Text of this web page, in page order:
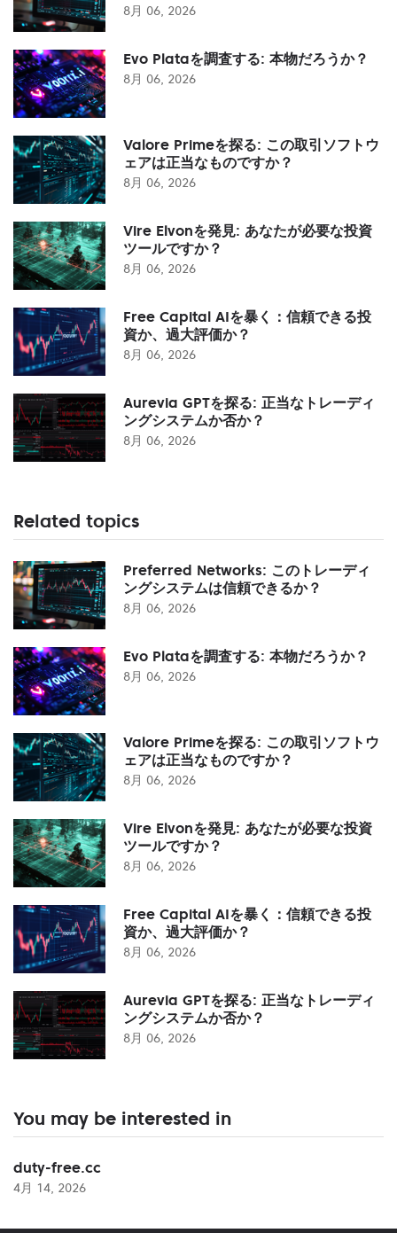
8月 06, 2026
Evo Plataを調査する: 本物だろうか？
8月 06, 2026
Valore Primeを探る: この取引ソフトウ
ェアは正当なものですか？
8月 06, 2026
Vire Elvonを発見: あなたが必要な投資
ツールですか？
8月 06, 2026
Free Capital AIを暴く：信頼できる投
資か、過大評価か？
8月 06, 2026
Aurevia GPTを探る: 正当なトレーディ
ングシステムか否か？
8月 06, 2026
Related topics
Preferred Networks: このトレーディ
ングシステムは信頼できるか？
8月 06, 2026
Evo Plataを調査する: 本物だろうか？
8月 06, 2026
Valore Primeを探る: この取引ソフトウ
ェアは正当なものですか？
8月 06, 2026
Vire Elvonを発見: あなたが必要な投資
ツールですか？
8月 06, 2026
Free Capital AIを暴く：信頼できる投
資か、過大評価か？
8月 06, 2026
Aurevia GPTを探る: 正当なトレーディ
ングシステムか否か？
8月 06, 2026
You may be interested in
duty-free.cc
4月 14, 2026